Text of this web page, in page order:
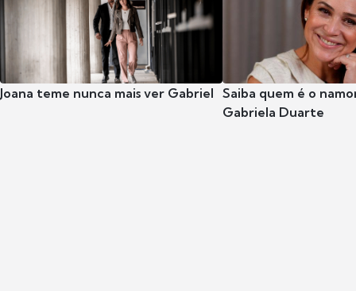
Joana teme nunca mais ver Gabriel Saiba quem é o
Gabriela Duarte